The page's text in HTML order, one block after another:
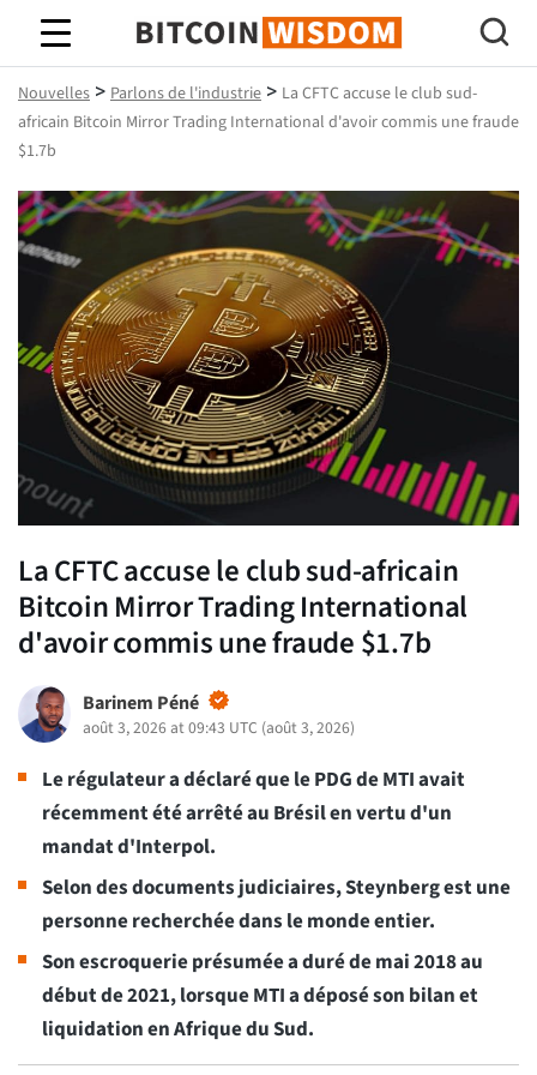
Bitcoin Sagesse
Nouvelles > Parlons de l'industrie > La CFTC accuse le club sud-
africain Bitcoin Mirror Trading International d'avoir commis une fraude
$1.7b
La CFTC accuse le club sud-africain
Bitcoin Mirror Trading International
d'avoir commis une fraude $1.7b
Barinem Péné
août 3, 2026 at 09:43 UTC (août 3, 2026)
Le régulateur a déclaré que le PDG de MTI avait
récemment été arrêté au Brésil en vertu d'un
mandat d'Interpol.
Selon des documents judiciaires, Steynberg est une
personne recherchée dans le monde entier.
Son escroquerie présumée a duré de mai 2018 au
début de 2021, lorsque MTI a déposé son bilan et
liquidation en Afrique du Sud.